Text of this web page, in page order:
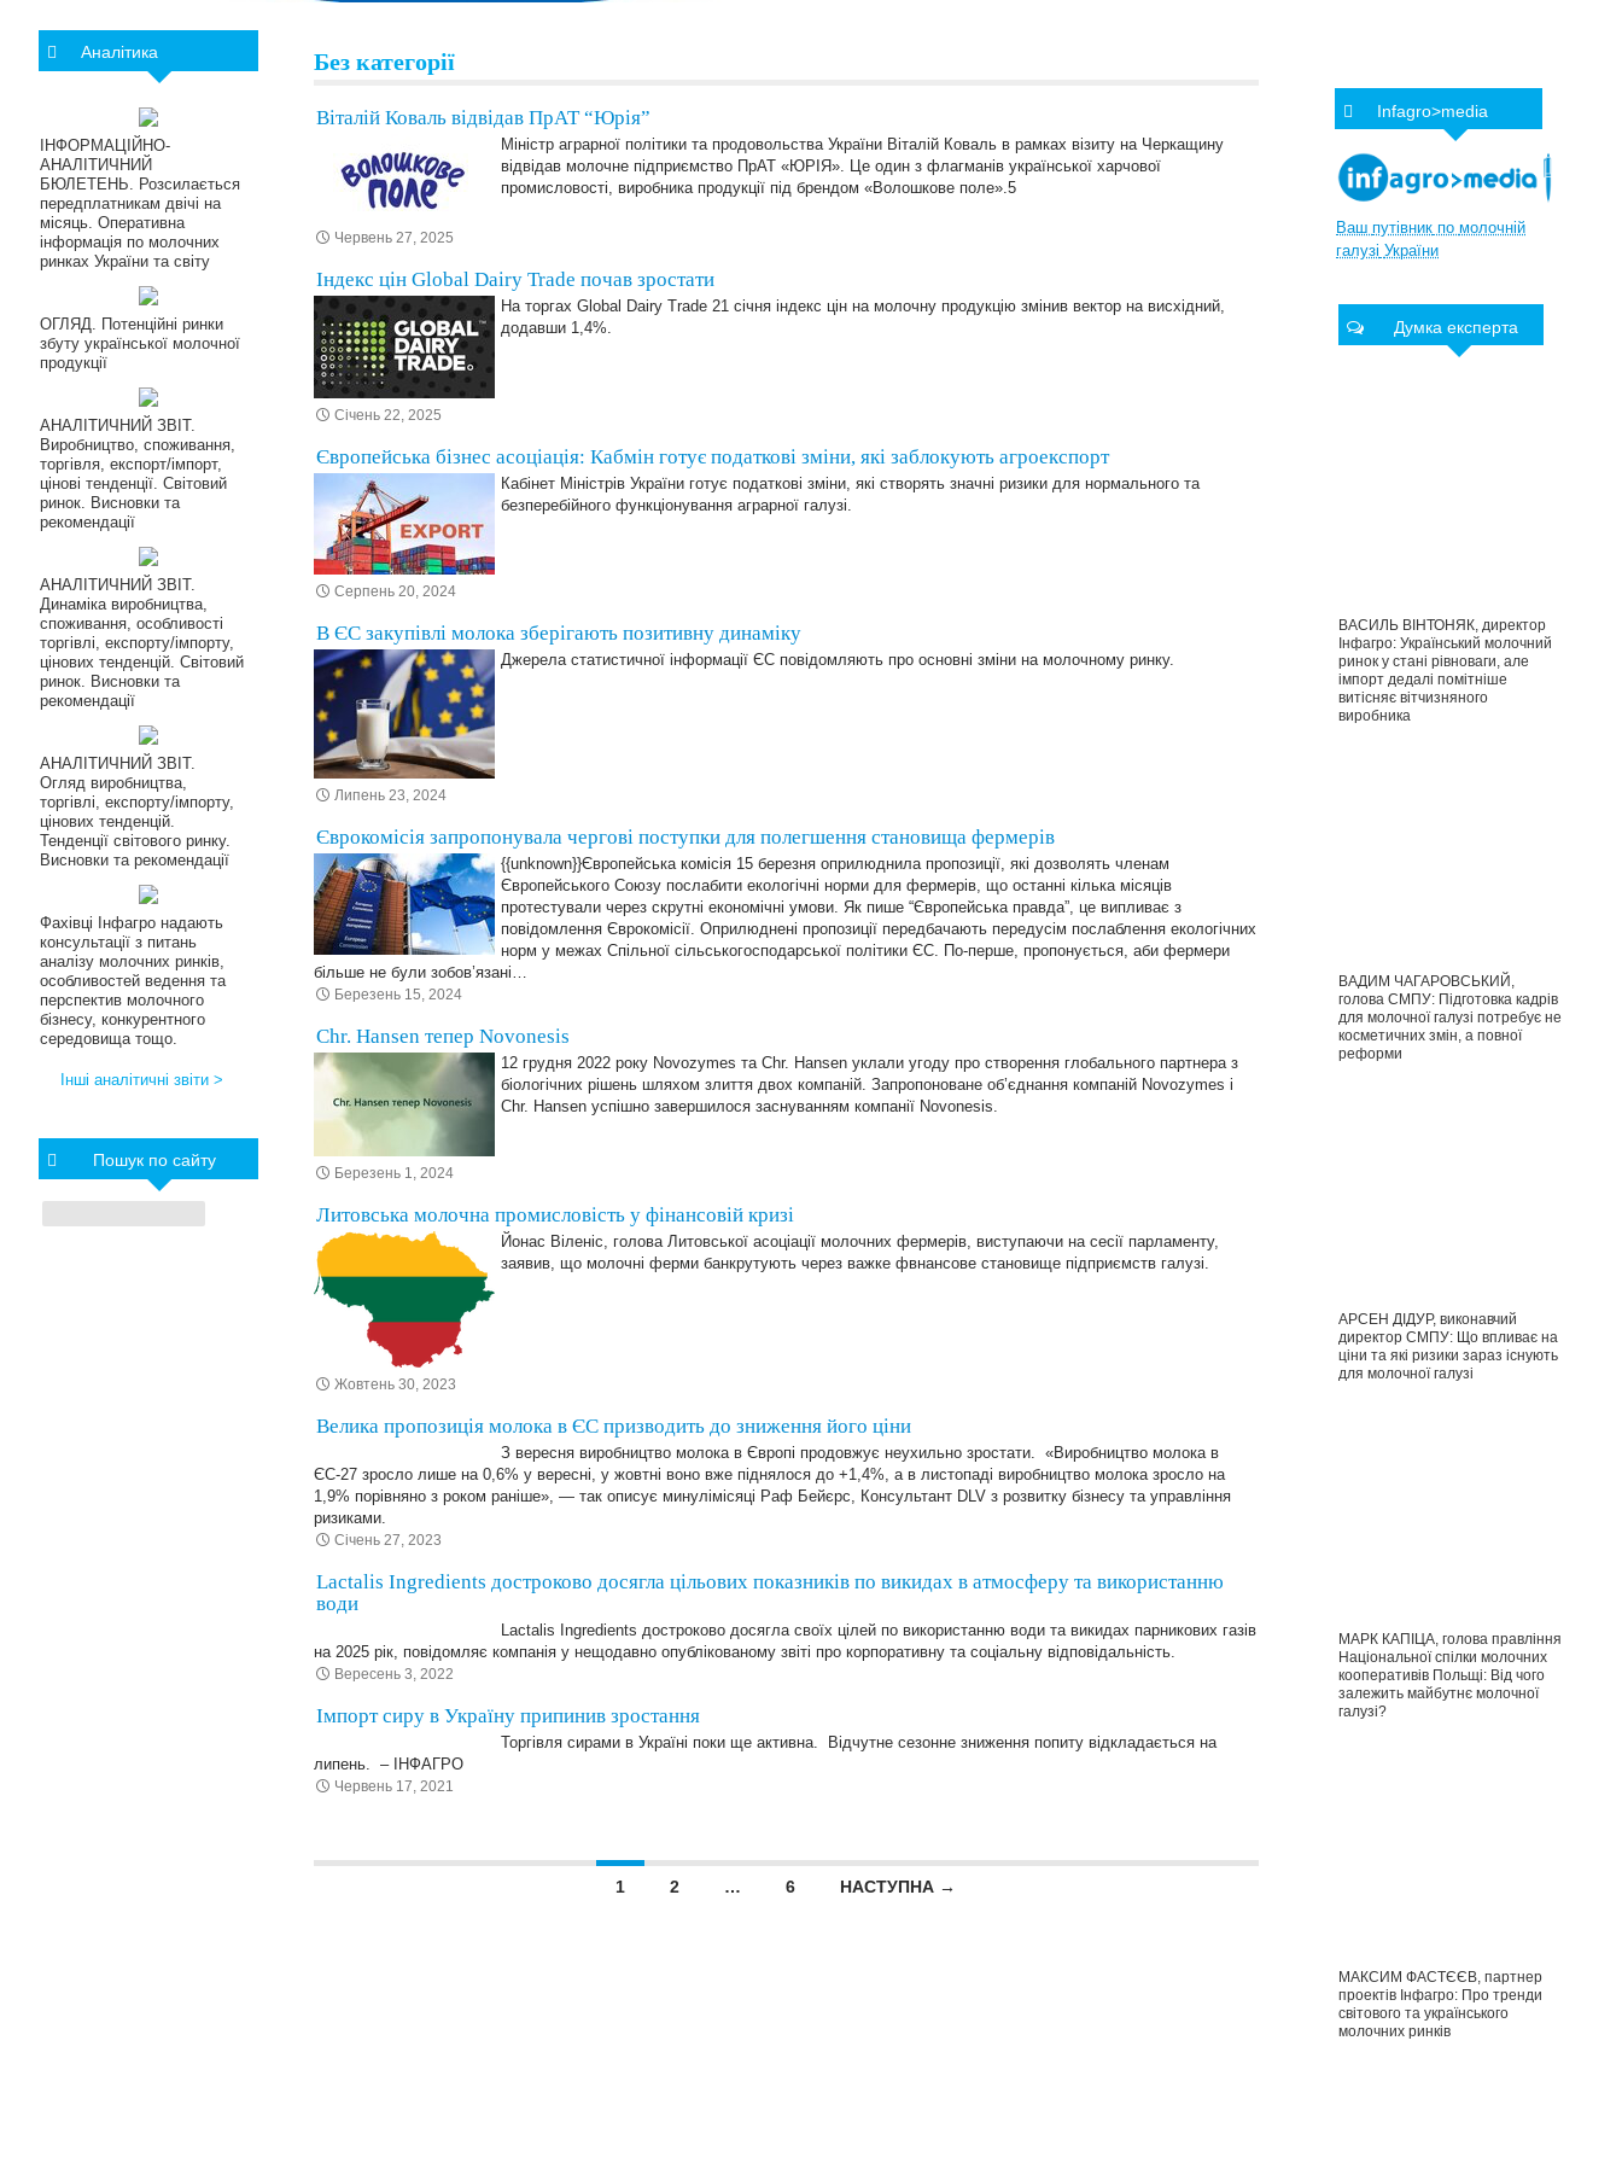
Без категорії
Віталій Коваль відвідав ПрАТ “Юрія”
Міністр аграрної політики та продовольства України Віталій Коваль в рамках візиту на Черкащину
відвідав молочне підприємство ПрАТ «ЮРІЯ». Це один з флагманів української харчової
промисловості, виробника продукції під брендом «Волошкове поле».5
Червень 27, 2025
Індекс цін Global Dairy Trade почав зростати
На торгах Global Dairy Trade 21 січня індекс цін на молочну продукцію змінив вектор на висхідний,
додавши 1,4%.
Січень 22, 2025
Європейська бізнес асоціація: Кабмін готує податкові зміни, які заблокують агроекспорт
Кабінет Міністрів України готує податкові зміни, які створять значні ризики для нормального та
безперебійного функціонування аграрної галузі.
Серпень 20, 2024
В ЄС закупівлі молока зберігають позитивну динаміку
Джерела статистичної інформації ЄС повідомляють про основні зміни на молочному ринку.
Липень 23, 2024
Єврокомісія запропонувала чергові поступки для полегшення становища фермерів
{{unknown}}Європейська комісія 15 березня оприлюднила пропозиції, які дозволять членам
Європейського Союзу послабити екологічні норми для фермерів, що останні кілька місяців
протестували через скрутні економічні умови. Як пише “Європейська правда”, це випливає з
повідомлення Єврокомісії. Оприлюднені пропозиції передбачають передусім послаблення екологічних
норм у межах Спільної сільськогосподарської політики ЄС. По-перше, пропонується, аби фермери
більше не були зобов’язані…
Березень 15, 2024
Chr. Hansen тепер Novonesis
12 грудня 2022 року Novozymes та Chr. Hansen уклали угоду про створення глобального партнера з
біологічних рішень шляхом злиття двох компаній. Запропоноване об’єднання компаній Novozymes і
Chr. Hansen успішно завершилося заснуванням компанії Novonesis.
Березень 1, 2024
Литовська молочна промисловість у фінансовій кризі
Йонас Віленіс, голова Литовської асоціації молочних фермерів, виступаючи на сесії парламенту,
заявив, що молочні ферми банкрутують через важке фвнансове становище підприємств галузі.
Жовтень 30, 2023
Велика пропозиція молока в ЄС призводить до зниження його ціни
З вересня виробництво молока в Європі продовжує неухильно зростати. «Виробництво молока в
ЄС-27 зросло лише на 0,6% у вересні, у жовтні воно вже піднялося до +1,4%, а в листопаді виробництво молока зросло на
1,9% порівняно з роком раніше», — так описує минулімісяці Раф Бейєрс, Консультант DLV з розвитку бізнесу та управління
ризиками.
Січень 27, 2023
Lactalis Ingredients достроково досягла цільових показників по викидах в атмосферу та використанню
води
Lactalis Ingredients достроково досягла своїх цілей по використанню води та викидах парникових газів
на 2025 рік, повідомляє компанія у нещодавно опублікованому звіті про корпоративну та соціальну відповідальність.
Вересень 3, 2022
Імпорт сиру в Україну припинив зростання
Торгівля сирами в Україні поки ще активна. Відчутне сезонне зниження попиту відкладається на
липень. – ІНФАГРО
Червень 17, 2021
1 2 … 6 НАСТУПНА →
Infagro>media
Ваш путівник по молочній
галузі України
Думка експерта
ВАСИЛЬ ВІНТОНЯК, директор
Інфагро: Український молочний
ринок у стані рівноваги, але
імпорт дедалі помітніше
витісняє вітчизняного
виробника
ВАДИМ ЧАГАРОВСЬКИЙ,
голова СМПУ: Підготовка кадрів
для молочної галузі потребує не
косметичних змін, а повної
реформи
АРСЕН ДІДУР, виконавчий
директор СМПУ: Що впливає на
ціни та які ризики зараз існують
для молочної галузі
МАРК КАПІЦА, голова правління
Національної спілки молочних
кооперативів Польщі: Від чого
залежить майбутнє молочної
галузі?
МАКСИМ ФАСТЄЄВ, партнер
проектів Інфагро: Про тренди
світового та українського
молочних ринків
Аналітика
ІНФОРМАЦІЙНО-
АНАЛІТИЧНИЙ
БЮЛЕТЕНЬ. Розсилається
передплатникам двічі на
місяць. Оперативна
інформація по молочних
ринках України та світу
ОГЛЯД. Потенційні ринки
збуту української молочної
продукції
АНАЛІТИЧНИЙ ЗВІТ.
Виробництво, споживання,
торгівля, експорт/імпорт,
цінові тенденції. Світовий
ринок. Висновки та
рекомендації
АНАЛІТИЧНИЙ ЗВІТ.
Динаміка виробництва,
споживання, особливості
торгівлі, експорту/імпорту,
цінових тенденцій. Світовий
ринок. Висновки та
рекомендації
АНАЛІТИЧНИЙ ЗВІТ.
Огляд виробництва,
торгівлі, експорту/імпорту,
цінових тенденцій.
Тенденції світового ринку.
Висновки та рекомендації
Фахівці Інфагро надають
консультації з питань
аналізу молочних ринків,
особливостей ведення та
перспектив молочного
бізнесу, конкурентного
середовища тощо.
Інші аналітичні звіти >
Пошук по сайту